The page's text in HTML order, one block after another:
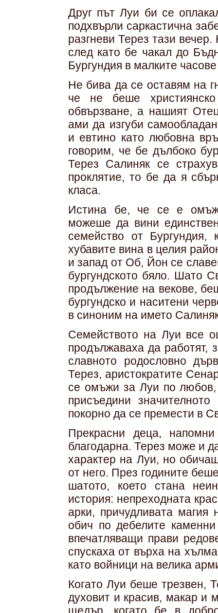
Друг път Луи би се
подхвърли саркастична
разгневи Терез тази
след като бе чакал до
Бургундия в малките
Не бива да се оставям на
че не беше
обвързване, а нашият
ами да изгуби
и евтино като любовна
говорим, че бе дълбоко
Терез Салиняк се
проклятие, то бе да я
класа.
Истина бе, че се е
можеше да вини
семейство от
хубавите вина в целия
и запад от Об, Йон се
бургундското бяло. Шато
продължение на векове,
бургундско и наситени
в синоним на името
Семейството на Луи все
продължаваха да работят,
славното родословно
Терез, аристократите
се омъжи за Луи по
присъедини
покорно да се премести в
Прекрасни деца,
благодарна. Терез може и
характер на Луи, но
от него. През годините
шатото, което стана
история: непреходната
арки, причудливата магия
обич по дебелите
впечатляващи прави
спускаха от върха на
като войници на велика
Когато Луи беше трезвен,
духовит и красив, макар и